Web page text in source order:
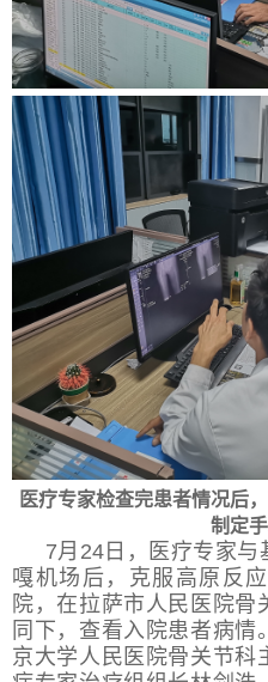
医疗专家检查完患者情况后
制定
7月24日，医疗专家
嘎机场后，克服高原反
院，在拉萨市人民医院
同下，查看入院患者病
京大学人民医院骨关节科